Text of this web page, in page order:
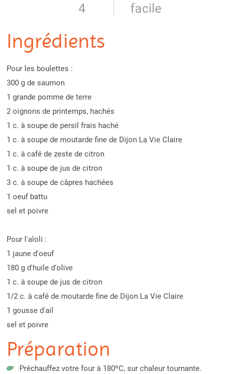
4 facile
Ingrédients
Pour les boulettes :
300 g de saumon
1 grande pomme de terre
2 oignons de printemps, hachés
1 c. à soupe de persil frais haché
1 c. à soupe de moutarde fine de Dijon La Vie Claire
1 c. à café de zeste de citron
1 c. à soupe de jus de citron
3 c. à soupe de câpres hachées
1 oeuf battu
sel et poivre
Pour l'aîoli :
1 jaune d'oeuf
180 g d'huile d'olive
1 c. à soupe de jus de citron
1/2 c. à café de moutarde fine de Dijon La Vie Claire
1 gousse d'ail
sel et poivre
Préparation
Préchauffez votre four à 180ºC, sur chaleur tournante.